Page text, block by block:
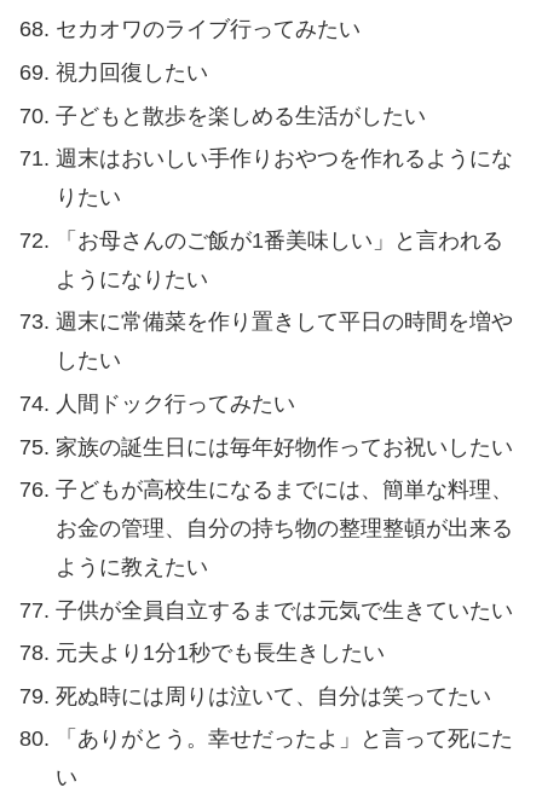
セカオワのライブ行ってみたい
視力回復したい
子どもと散歩を楽しめる生活がしたい
週末はおいしい手作りおやつを作れるようにな
りたい
「お母さんのご飯が1番美味しい」と言われる
ようになりたい
週末に常備菜を作り置きして平日の時間を増や
したい
人間ドック行ってみたい
家族の誕生日には毎年好物作ってお祝いしたい
子どもが高校生になるまでには、簡単な料理、
お金の管理、自分の持ち物の整理整頓が出来る
ように教えたい
子供が全員自立するまでは元気で生きていたい
元夫より1分1秒でも長生きしたい
死ぬ時には周りは泣いて、自分は笑ってたい
「ありがとう。幸せだったよ」と言って死にた
い